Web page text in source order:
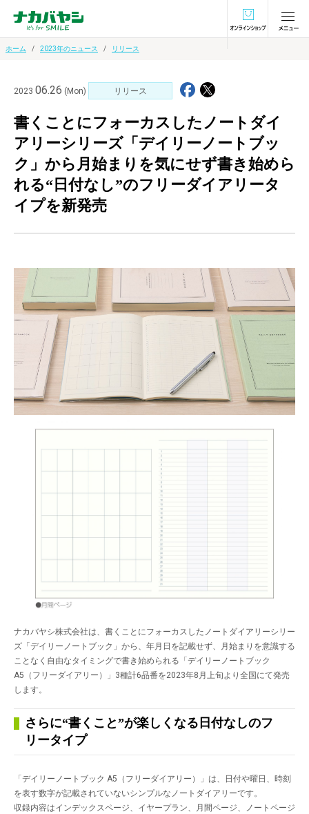
オンラインショ
ホーム 2023年のニュース リリース
2023 06.26 (Mon) リリース
書くことにフォーカスしたノートダイ
アリーシリーズ「デイリーノートブッ
ク」から月始まりを気にせず書き始めら
れる“日付なし”のフリーダイアリータ
イプを新発売
ナカバヤシ株式会社は、書くことにフォーカスしたノートダイアリーシリー
ズ「デイリーノートブック」から、年月日を記載せず、月始まりを意識する
ことなく自由なタイミングで書き始められる「デイリーノートブック
A5（フリーダイアリー）」3種計6品番を2023年8月上旬より全国にて発売
します。
さらに“書くこと”が楽しくなる日付なしのフ
リータイプ
「デイリーノートブック A5（フリーダイアリー）」は、日付や曜日、時刻
を表す数字が記載されていないシンプルなノートダイアリーです。
収録内容はインデックスページ、イヤープラン、月間ページ、ノートページ